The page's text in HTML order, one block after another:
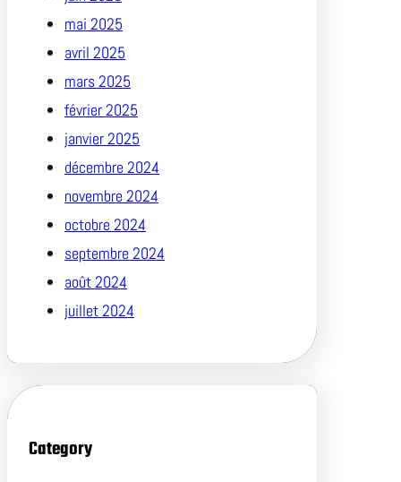
mai 2025
avril 2025
mars 2025
février 2025
janvier 2025
décembre 2024
novembre 2024
octobre 2024
septembre 2024
août 2024
juillet 2024
Category